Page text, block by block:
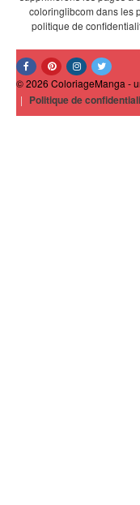
coloringlibcom dans les
politique de
© 2026 ColoriageManga -
| Politique de